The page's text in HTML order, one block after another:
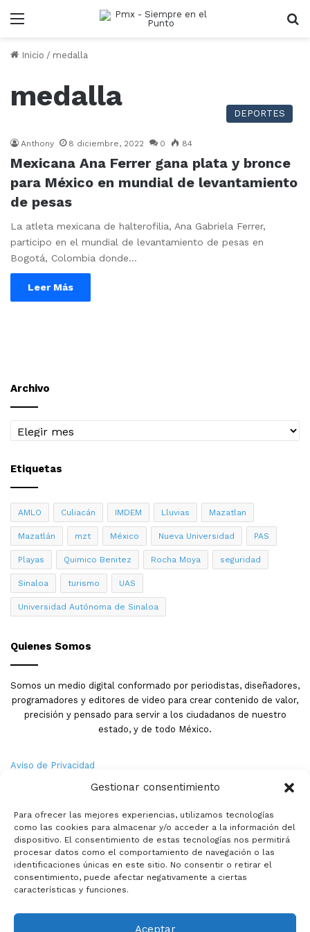
Gestionar consentimiento
Para ofrecer las mejores experiencias, utilizamos tecnologías
como las cookies para almacenar y/o acceder a la información del
dispositivo. El consentimiento de estas tecnologías nos permitirá
procesar datos como el comportamiento de navegación o las
identificaciones únicas en este sitio. No consentir o retirar el
consentimiento, puede afectar negativamente a ciertas
características y funciones.
Aceptar
Menu
Inicio / medalla
medalla
DEPORTES
Anthony 8 diciembre, 2022 0 84
Mexicana Ana Ferrer gana plata y bronce
para México en mundial de levantamiento
de pesas
La atleta mexicana de halterofilia, Ana Gabriela Ferrer,
participo en el mundial de levantamiento de pesas en
Bogotá, Colombia donde…
Leer Más
Archivo
Archivo
Etiquetas
AMLO Culiacán IMDEM Lluvias Mazatlan
Mazatlán mzt México Nueva Universidad PAS
Playas Quimico Benitez Rocha Moya seguridad
Sinaloa turismo UAS
Universidad Autónoma de Sinaloa
Quienes Somos
Somos un medio digital conformado por periodistas, diseñadores,
programadores y editores de video para crear contenido de valor,
precisión y pensado para servir a los ciudadanos de nuestro
estado, y de todo México.
Aviso de Privacidad
Términos y Condiciones
Política de Cookies
Contacto